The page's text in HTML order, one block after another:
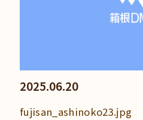
2025.06.20
fujisan_ashinoko23.jpg